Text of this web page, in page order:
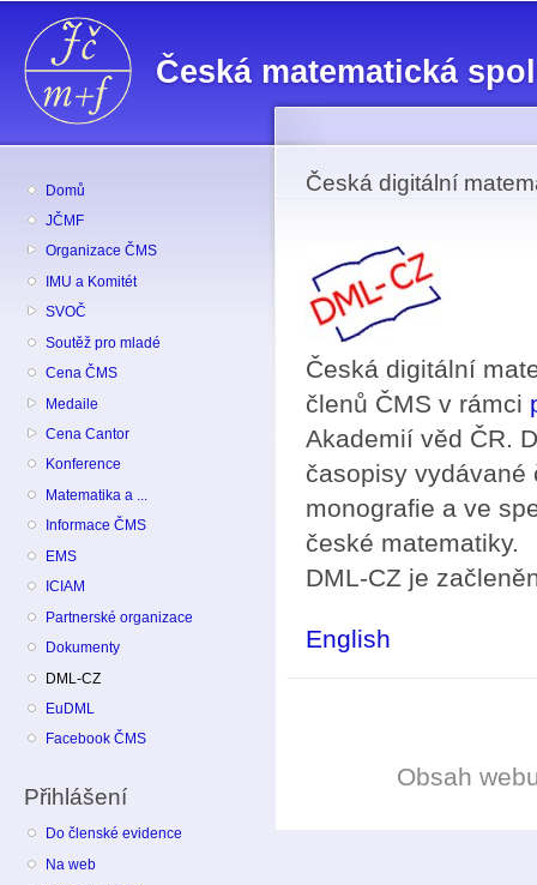
Česká matematická
Domů
JČMF
Organizace ČMS
IMU a Komitét
SVOČ
Soutěž pro mladé
Cena ČMS
Medaile
Cena Cantor
Konference
Matematika a ...
Informace ČMS
EMS
ICIAM
Partnerské organizace
Dokumenty
DML-CZ
EuDML
Facebook ČMS
Přihlášení
Do členské evidence
Na web
Česká digitální
Česká digitální
členů ČMS v rámci
Akademií věd ČR.
časopisy
monografie a ve
české matematiky.
DML-CZ je
English
Obsah